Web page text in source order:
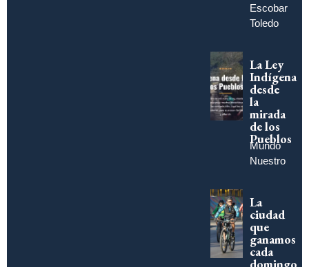
Escobar
Toledo
La Ley
Indígena
desde
la
mirada
de los
Pueblos
Mundo
Nuestro
La
ciudad
que
ganamos
cada